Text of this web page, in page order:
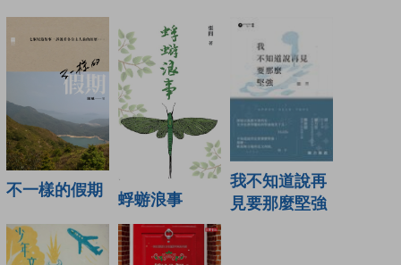
不一樣的假期
蜉蝣浪事
我不知道說再
見要那麼堅強